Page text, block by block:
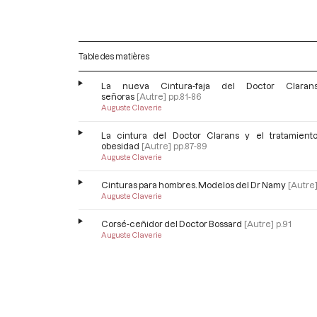
Table des matières
La nueva Cintura-faja del Doctor
señoras [Autre] pp.81-86
Auguste Claverie
La cintura del Doctor Clarans y el
obesidad [Autre] pp.87-89
Auguste Claverie
Cinturas para hombres. Modelos del Dr Namy [Autre]
Auguste Claverie
Corsé-ceñidor del Doctor Bossard [Autre] p.91
Auguste Claverie